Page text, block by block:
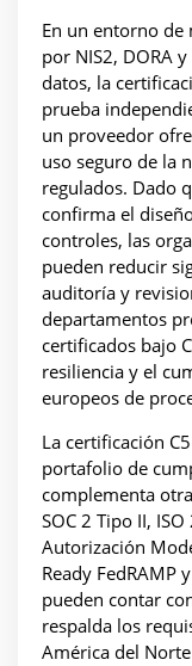
En un entorno de
por NIS2, DORA
datos, la
prueba
un proveedor
uso seguro de la
regulados. Dado
confirma el
controles, las
pueden reducir
auditoría y
departamentos
certificados bajo
resiliencia y el
europeos de
La certificación
portafolio de
complementa
SOC 2 Tipo II,
Autorización
Ready FedRAMP
pueden contar
respalda los
América del